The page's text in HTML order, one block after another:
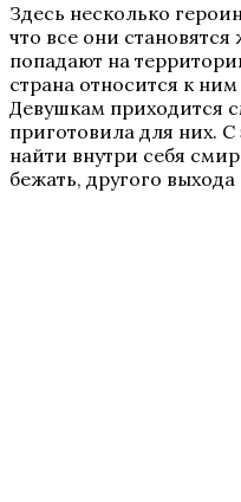
Здесь несколько
что все они
попадают на
страна относится к
Девушкам приходится
приготовила для них.
найти внутри себя
бежать, другого выхода